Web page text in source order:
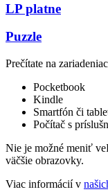
LP platne
Puzzle
Prečítate na
Pocketbook
Kindle
Smartfón či
Počítač s
Nie je možné meniť
väčšie obrazovky.
Viac informácií v